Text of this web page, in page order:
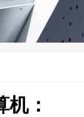
：